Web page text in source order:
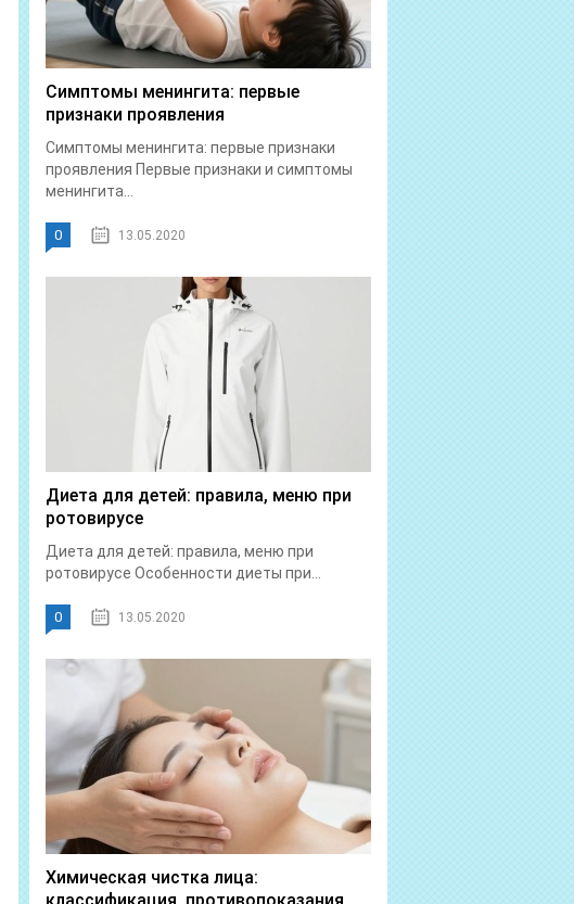
Симптомы менингита: первые
признаки проявления
Симптомы менингита: первые признаки
проявления Первые признаки и симптомы
менингита...
0 13.05.2020
Диета для детей: правила, меню при
ротовирусе
Диета для детей: правила, меню при
ротовирусе Особенности диеты при...
0 13.05.2020
Химическая чистка лица: